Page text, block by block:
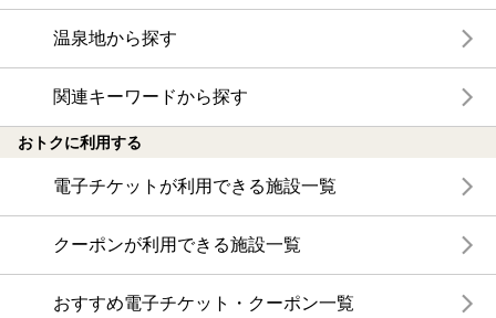
温泉地から探す
関連キーワードから探す
おトクに利用する
電子チケットが利用できる施設一覧
クーポンが利用できる施設一覧
おすすめ電子チケット・クーポン一覧